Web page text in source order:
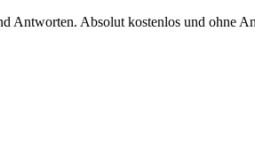
Antworten. Absolut kostenlos und ohne